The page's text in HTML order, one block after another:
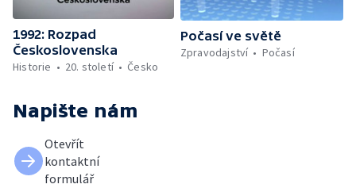
1992: Rozpad
Československa
Historie
20. století Česko
Počasí ve světě
Zpravodajství
Počasí
Napište nám
Otevřít
kontaktní
formulář